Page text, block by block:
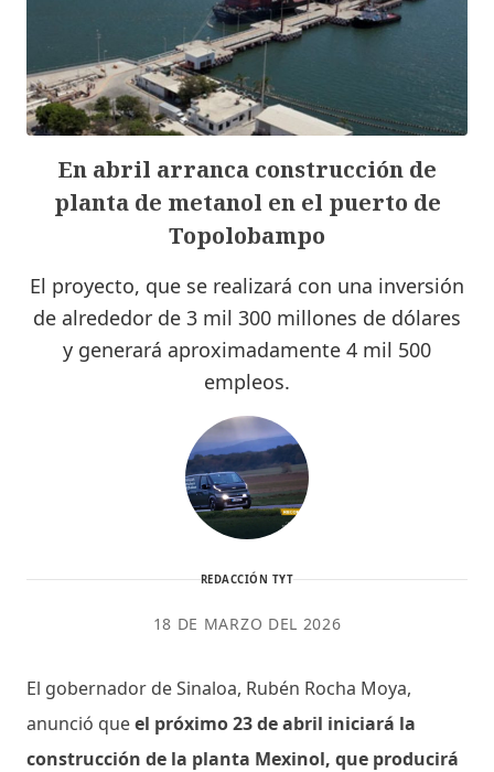
En abril arranca construcción de
planta de metanol en el puerto de
Topolobampo
El proyecto, que se realizará con una inversión
de alrededor de 3 mil 300 millones de dólares
y generará aproximadamente 4 mil 500
empleos.
REDACCIÓN TYT
18 DE MARZO DEL 2026
El gobernador de Sinaloa, Rubén Rocha Moya,
anunció queel próximo 23 de abril iniciará la
construcción de la planta Mexinol, que producirá